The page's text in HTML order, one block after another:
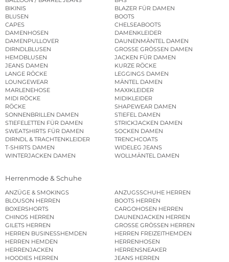
BIKINIS
BLAZER FÜR DAMEN
BLUSEN
BOOTS
CAPES
CHELSEABOOTS
DAMENHOSEN
DAMENKLEIDER
DAMENPULLOVER
DAUNENMÄNTEL DAMEN
DIRNDLBLUSEN
GROSSE GRÖSSEN DAMEN
HEMDBLUSEN
JACKEN FÜR DAMEN
JEANS DAMEN
KURZE RÖCKE
LANGE RÖCKE
LEGGINGS DAMEN
LOUNGEWEAR
MÄNTEL DAMEN
MARLENEHOSE
MAXIKLEIDER
MIDI RÖCKE
MIDIKLEIDER
RÖCKE
SHAPEWEAR DAMEN
SONNENBRILLEN DAMEN
STIEFEL DAMEN
STIEFELETTEN FÜR DAMEN
STRICKJACKEN DAMEN
SWEATSHIRTS FÜR DAMEN
SOCKEN DAMEN
DIRNDL & TRACHTENKLEIDER
TRENCHCOATS
T-SHIRTS DAMEN
WIDELEG JEANS
WINTERJACKEN DAMEN
WOLLMÄNTEL DAMEN
Herrenmode & Schuhe
ANZÜGE & SMOKINGS
ANZUGSSCHUHE HERREN
BLOUSON HERREN
BOOTS HERREN
BOXERSHORTS
CARGOHOSEN HERREN
CHINOS HERREN
DAUNENJACKEN HERREN
GILETS HERREN
GROSSE GRÖSSEN HERREN
HERREN BUSINESSHEMDEN
HERREN FREIZEITHEMDEN
HERREN HEMDEN
HERRENHOSEN
HERRENJACKEN
HERRENSNEAKER
HOODIES HERREN
JEANS HERREN